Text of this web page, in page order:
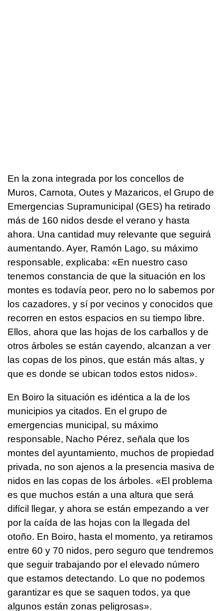
En la zona integrada por los concellos de
Muros, Carnota, Outes y Mazaricos, el Grupo de
Emergencias Supramunicipal (GES) ha retirado
más de 160 nidos desde el verano y hasta
ahora. Una cantidad muy relevante que seguirá
aumentando. Ayer, Ramón Lago, su máximo
responsable, explicaba: «En nuestro caso
tenemos constancia de que la situación en los
montes es todavía peor, pero no lo sabemos por
los cazadores, y sí por vecinos y conocidos que
recorren en estos espacios en su tiempo libre.
Ellos, ahora que las hojas de los carballos y de
otros árboles se están cayendo, alcanzan a ver
las copas de los pinos, que están más altas, y
que es donde se ubican todos estos nidos».
En Boiro la situación es idéntica a la de los
municipios ya citados. En el grupo de
emergencias municipal, su máximo
responsable, Nacho Pérez, señala que los
montes del ayuntamiento, muchos de propiedad
privada, no son ajenos a la presencia masiva de
nidos en las copas de los árboles. «El problema
es que muchos están a una altura que será
difícil llegar, y ahora se están empezando a ver
por la caída de las hojas con la llegada del
otoño. En Boiro, hasta el momento, ya retiramos
entre 60 y 70 nidos, pero seguro que tendremos
que seguir trabajando por el elevado número
que estamos detectando. Lo que no podemos
garantizar es que se saquen todos, ya que
algunos están zonas peligrosas».